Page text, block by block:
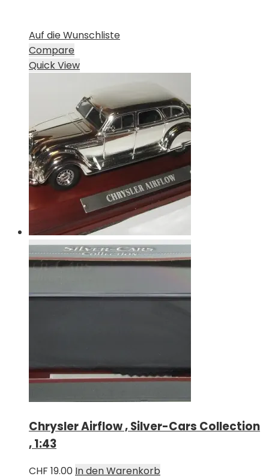
Auf die Wunschliste
Compare
Quick View
Chrysler Airflow , Silver-Cars Collection
, 1:43
CHF 19.00 In den Warenkorb